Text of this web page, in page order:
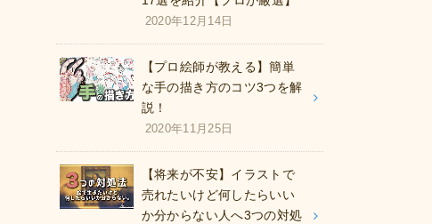
2020年12月14日
【プロ絵師が教える】簡単
な手の描き方のコツ3つを解
説！
2020年11月25日
【将来が不安】イラストで
売れたいけど何したらいい
か分からない人へ3つの対処